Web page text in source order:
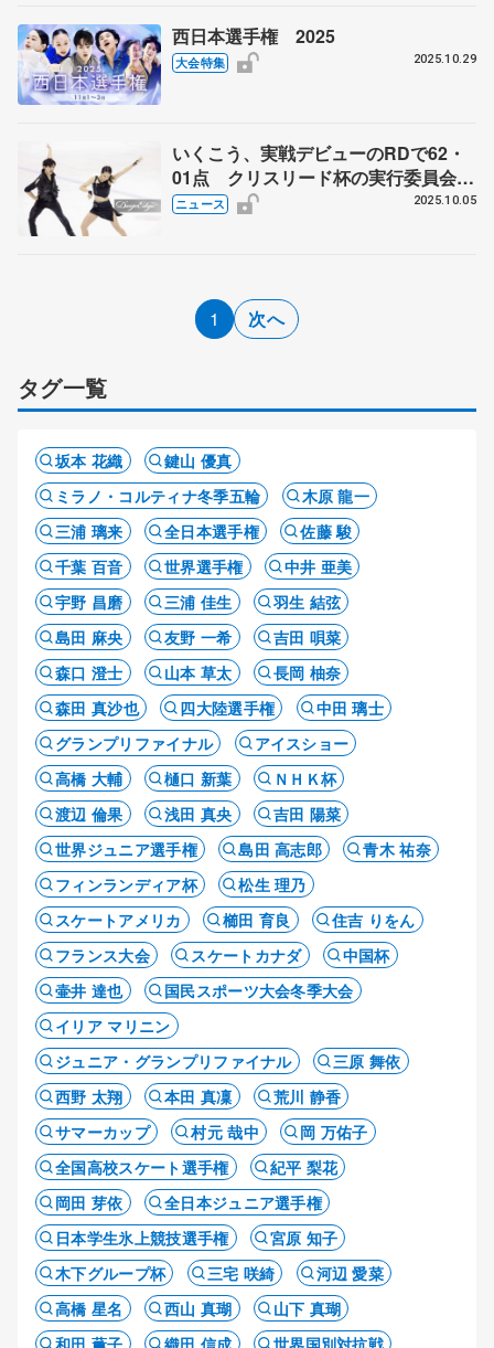
西日本選手権 2025
大会特集 2025.10.29
いくこう、実戦デビューのRDで62・
01点 クリスリード杯の実行委員会が
結果発表
ニュース 2025.10.05
1 次へ
タグ一覧
坂本 花織
鍵山 優真
ミラノ・コルティナ冬季五輪
木原 龍一
三浦 璃来
全日本選手権
佐藤 駿
千葉 百音
世界選手権
中井 亜美
宇野 昌磨
三浦 佳生
羽生 結弦
島田 麻央
友野 一希
吉田 唄菜
森口 澄士
山本 草太
長岡 柚奈
森田 真沙也
四大陸選手権
中田 璃士
グランプリファイナル
アイスショー
高橋 大輔
樋口 新葉
ＮＨＫ杯
渡辺 倫果
浅田 真央
吉田 陽菜
世界ジュニア選手権
島田 高志郎
青木 祐奈
フィンランディア杯
松生 理乃
スケートアメリカ
櫛田 育良
住吉 りをん
フランス大会
スケートカナダ
中国杯
壷井 達也
国民スポーツ大会冬季大会
イリア マリニン
ジュニア・グランプリファイナル
三原 舞依
西野 太翔
本田 真凜
荒川 静香
サマーカップ
村元 哉中
岡 万佑子
全国高校スケート選手権
紀平 梨花
岡田 芽依
全日本ジュニア選手権
日本学生氷上競技選手権
宮原 知子
木下グループ杯
三宅 咲綺
河辺 愛菜
高橋 星名
西山 真瑚
山下 真瑚